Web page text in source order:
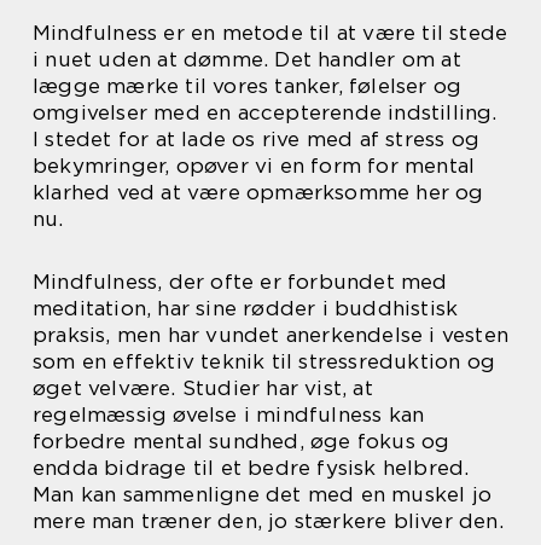
Mindfulness er en metode til at være til stede
i nuet uden at dømme. Det handler om at
lægge mærke til vores tanker, følelser og
omgivelser med en accepterende indstilling.
I stedet for at lade os rive med af stress og
bekymringer, opøver vi en form for mental
klarhed ved at være opmærksomme her og
nu.
Mindfulness, der ofte er forbundet med
meditation, har sine rødder i buddhistisk
praksis, men har vundet anerkendelse i vesten
som en effektiv teknik til stressreduktion og
øget velvære. Studier har vist, at
regelmæssig øvelse i mindfulness kan
forbedre mental sundhed, øge fokus og
endda bidrage til et bedre fysisk helbred.
Man kan sammenligne det med en muskel jo
mere man træner den, jo stærkere bliver den.